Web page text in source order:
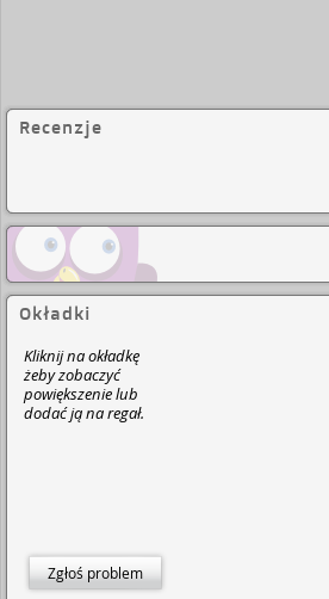
Recenzje
Okładki
Kliknij na okładkę
żeby zobaczyć
powiększenie lub
dodać ją na regał.
Zgłoś problem